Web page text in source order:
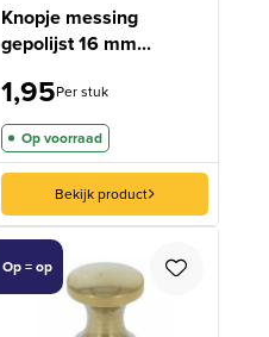
Knopje messing
gepolijst 16 mm...
1,95Per stuk
Op voorraad
Bekijk product
Op = op